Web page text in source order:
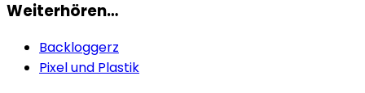
Weiterhören…
Backloggerz
Pixel und Plastik